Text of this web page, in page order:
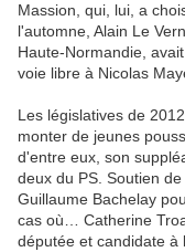
Massion, qui, lui, a
l'automne, Alain Le
Haute-Normandie,
voie libre à Nicolas
Les législatives de
monter de jeunes
d'entre eux, son
deux du PS. Soutien
Guillaume Bachelay
cas où… Catherine
députée et candidate à